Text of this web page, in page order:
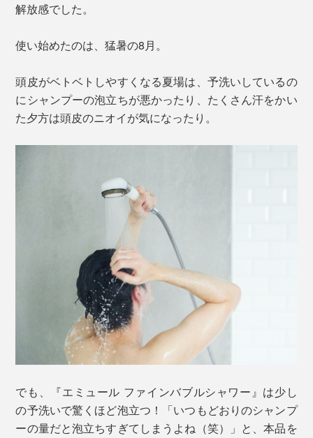
解放感でした。
使い始めたのは、猛暑の8月。
頭皮がベトベトしやすくなる夏場は、予洗いしているの
にシャンプーの泡立ちが悪かったり、たくさん汗をかい
た夕方は頭皮のニオイが気になったり。
でも、『エミュール ファインバブルシャワー』は少し
の予洗いで驚くほど泡立つ！「いつもどおりのシャンプ
ーの量だと泡立ちすぎてしまうよね（笑）」と、本品を